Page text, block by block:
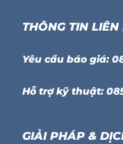
THÔNG TIN LIÊN
Yêu cầu báo giá:
Hỗ trợ kỹ thuật:
GIẢI PHÁP &